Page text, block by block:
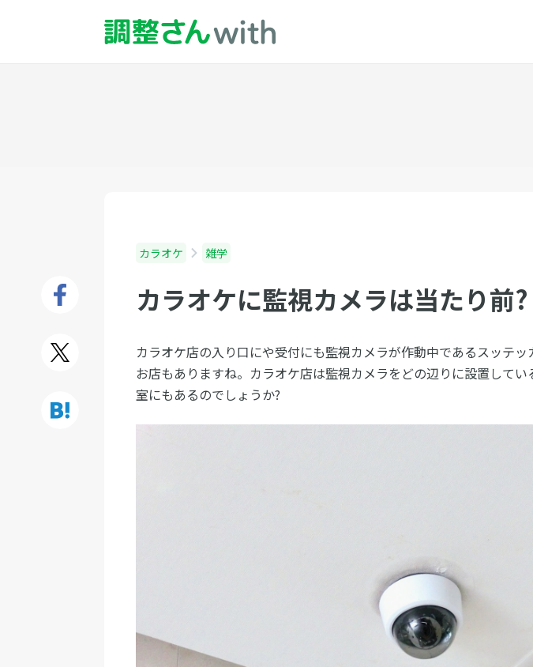
カラオケ 雑学
カラオケに監視カメラは当たり前?
カラオケ店の入り口にや受付にも監視カメラが作動中であるスッテッ
お店もありますね。カラオケ店は監視カメラをどの辺りに設置してい
室にもあるのでしょうか?